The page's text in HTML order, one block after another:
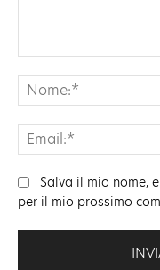
Salva il mio nome,
per il mio prossimo